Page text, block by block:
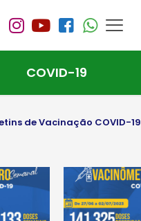
COVID-19
de Vacinação COVID-19